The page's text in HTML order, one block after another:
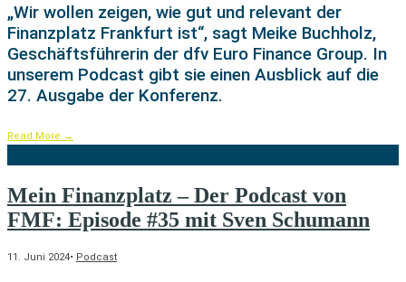
„Wir wollen zeigen, wie gut und relevant der
Finanzplatz Frankfurt ist“, sagt Meike Buchholz,
Geschäftsführerin der dfv Euro Finance Group. In
unserem Podcast gibt sie einen Ausblick auf die
27. Ausgabe der Konferenz.
Read More →
Mein Finanzplatz – Der Podcast von
FMF: Episode #35 mit Sven Schumann
11. Juni 2024• Podcast